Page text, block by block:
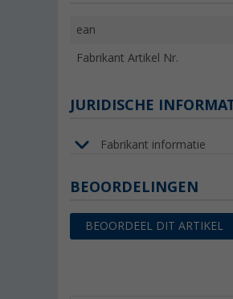
ean
Fabrikant Artikel Nr.
JURIDISCHE
Fabrikant informatie
BEOORDELINGEN
BEOORDEEL DIT ARTIKEL